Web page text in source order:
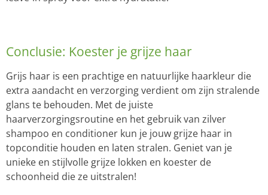
Conclusie: Koester je grijze haar
Grijs haar is een prachtige en natuurlijke haarkleur die
extra aandacht en verzorging verdient om zijn stralende
glans te behouden. Met de juiste
haarverzorgingsroutine en het gebruik van zilver
shampoo en conditioner kun je jouw grijze haar in
topconditie houden en laten stralen. Geniet van je
unieke en stijlvolle grijze lokken en koester de
schoonheid die ze uitstralen!